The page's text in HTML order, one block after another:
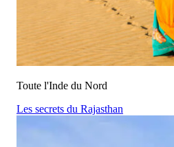
Toute l'Inde du Nord
Les secrets du Rajasthan